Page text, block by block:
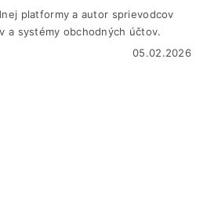
platformy a autor sprievodcov
a systémy obchodných účtov.
05.02.2026